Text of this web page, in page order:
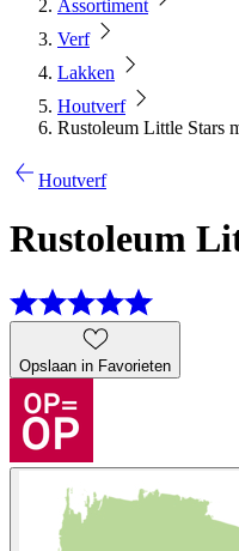
Assortiment
Verf
Lakken
Houtverf
Rustoleum Little Stars
Houtverf
Rustoleum
Opslaan in Favorieten